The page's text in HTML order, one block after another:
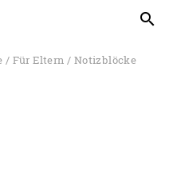
search
/ Für Eltern / Notizblöcke